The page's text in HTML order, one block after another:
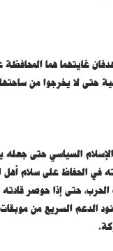
غايتهما هما
حتى لا يخرجوا من
السياسي حتى
في الحفاظ على سلام أهل
الحرب، حتى إذا حوصر
الدعم السريع من